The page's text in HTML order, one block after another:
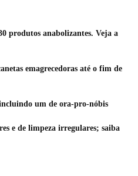
produtos anabolizantes. Veja a
emagrecedoras até o fim de
um de ora-pro-nóbis
e de limpeza irregulares; saiba